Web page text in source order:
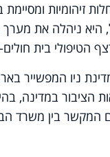
זיהומיות
ניהלה את מערך
הטיפולי בית
של מדינת ניו
הציבור במדינה,
המקשר בין משרד